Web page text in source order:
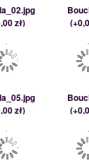
zł)
(
zł)
(